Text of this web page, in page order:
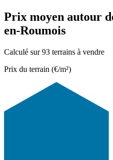
Prix moyen autour
en-Roumois
Calculé sur 93 terrains à vendre
Prix du terrain (€/m²)